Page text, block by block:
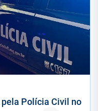
Polícia Civil no